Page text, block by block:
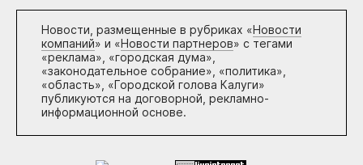
Новости, размещенные в рубриках «Новости
компаний» и «Новости партнеров» с тегами
«реклама», «городская дума»,
«законодательное собрание», «политика»,
«область», «Городской голова Калуги»
публикуются на договорной, рекламно-
информационной основе.